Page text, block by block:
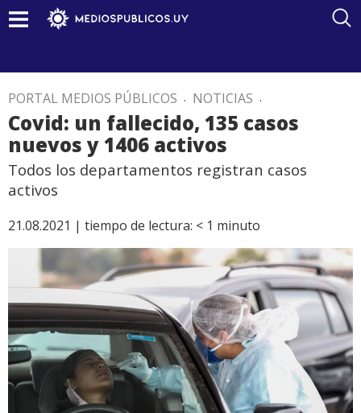
PORTAL MEDIOS PÚBLICOS . NOTICIAS .
Covid: un fallecido, 135 casos
nuevos y 1406 activos
Todos los departamentos registran casos
activos
21.08.2021 | tiempo de lectura: < 1 minuto